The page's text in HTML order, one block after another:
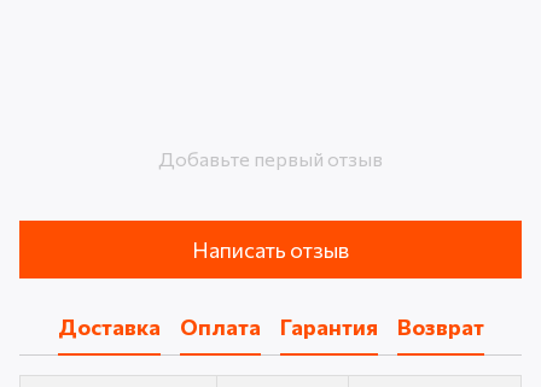
Добавьте первый отзыв
Написать отзыв
Доставка Оплата Гарантия Возврат